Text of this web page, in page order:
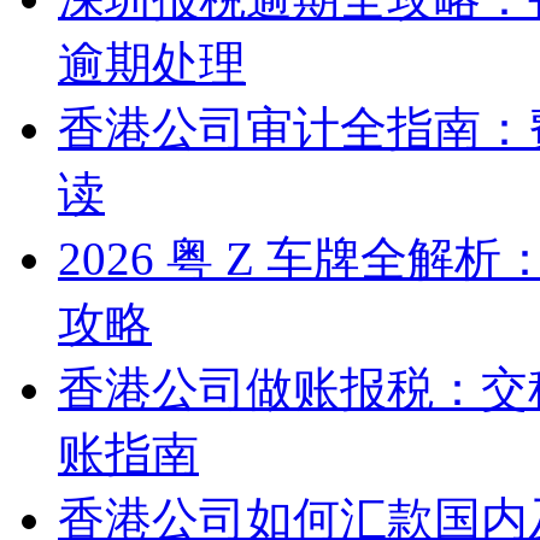
逾期处理
香港公司审计全指南
读
2026 粤 Z 车牌全解析
攻略
香港公司做账报税：
账指南
香港公司如何汇款国